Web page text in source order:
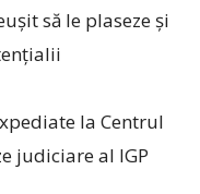
să le plaseze și
la Centrul
judiciare al IGP